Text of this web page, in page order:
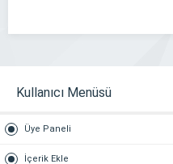
Kullanıcı Menüsü
Üye Paneli
İçerik Ekle